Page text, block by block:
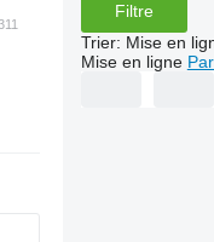
Filtre
Trier: Mise en
Mise en ligne